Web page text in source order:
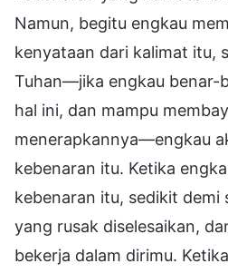
Namun, begitu engkau
kenyataan dari kalimat itu,
Tuhan—jika engkau benar-
hal ini, dan mampu
menerapkannya—engkau
kebenaran itu. Ketika
kebenaran itu, sedikit demi
yang rusak diselesaikan,
bekerja dalam dirimu.